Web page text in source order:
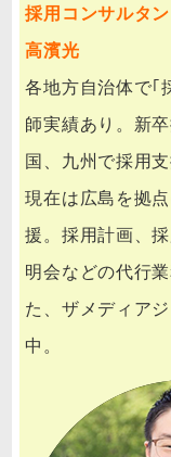
採用コンサルタ
高濱光
各地方自治体で｢
師実績あり。新
国、九州で採用
現在は広島を拠
援。採用計画、
明会などの代行
た、ザメディア
中。